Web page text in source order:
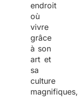
endroit
où
vivre
grâce
à son
art et
sa
culture
magnifiques,